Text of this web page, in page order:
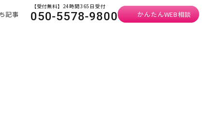
記事
【受付無料】24時間365日受付
050-5578-9800 かんたんWEB相談